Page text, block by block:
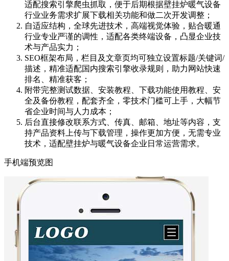
适配搜索引擎爬虫抓取，便于后期根据壁挂炉暖气设备
行业业务需求扩展下载相关功能和做二次开发调整；
自适应结构，全球先进技术，高端视觉体验，贴合暖通
行业专业严谨的调性，适配各类终端设备，凸显企业技
术与产品实力；
SEO框架布局，栏目及文章页均可独立设置标题/关键词/
描述，精准适配国内搜索引擎收录规则，助力网站快速
排名、精准获客；
附带完整测试数据、安装教程、下载功能使用教程、安
全及备份教程，配套齐全，零技术门槛可上手，大幅节
省企业时间与人力成本；
后台直接修改联系方式、传真、邮箱、地址等内容，支
持产品资料上传与下载管理，操作更加方便，无需专业
技术，适配壁挂炉与暖气设备企业日常运营需求。
手机端预览图